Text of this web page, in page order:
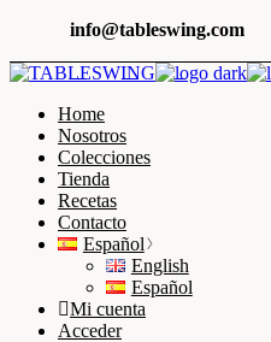
the
info@tableswing.com
Home
Nosotros
Colecciones
Tienda
Recetas
Contacto
Español
English
Español
Mi cuenta
Acceder